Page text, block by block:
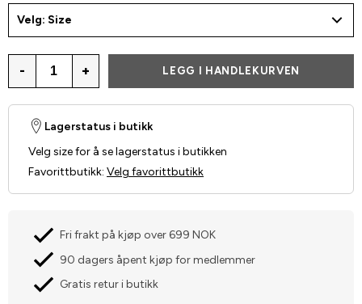
Velg: Size
- + LEGG I HANDLEKURVEN
Lagerstatus i butikk
Velg size for å se lagerstatus i butikken
Favorittbutikk: Velg favorittbutikk
Fri frakt på kjøp over 699 NOK
90 dagers åpent kjøp for medlemmer
Gratis retur i butikk